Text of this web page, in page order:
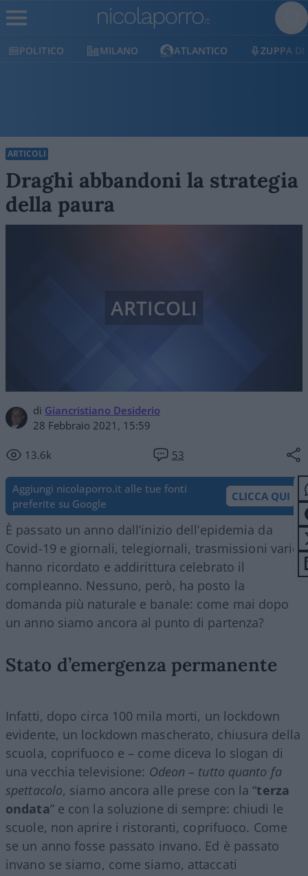
POLITICO MILANO ATLANTICO ZUPPA DI
ARTICOLI
Draghi abbandoni la strategia
della paura
di Giancristiano Desiderio
28 Febbraio 2021, 15:59
13.6k 53
ARTICOLI
Aggiungi nicolaporro.it alle tue fonti
preferite su Google
CLICCA QUI
È passato un anno dall’inizio dell’epidemia da
Covid-19 e giornali, telegiornali, trasmissioni varie
hanno ricordato e addirittura celebrato il
compleanno. Nessuno, però, ha posto la
domanda più naturale e banale: come mai dopo
un anno siamo ancora al punto di partenza?
Stato d’emergenza permanente
Infatti, dopo circa 100 mila morti, un lockdown
evidente, un lockdown mascherato, chiusura della
scuola, coprifuoco e – come diceva lo slogan di
una vecchia televisione: Odeon – tutto quanto fa
spettacolo, siamo ancora alle prese con la “terza
ondata” e con la soluzione di sempre: chiudi le
scuole, non aprire i ristoranti, coprifuoco. Come
se un anno fosse passato invano. Ed è passato
invano se siamo, come siamo, attaccati